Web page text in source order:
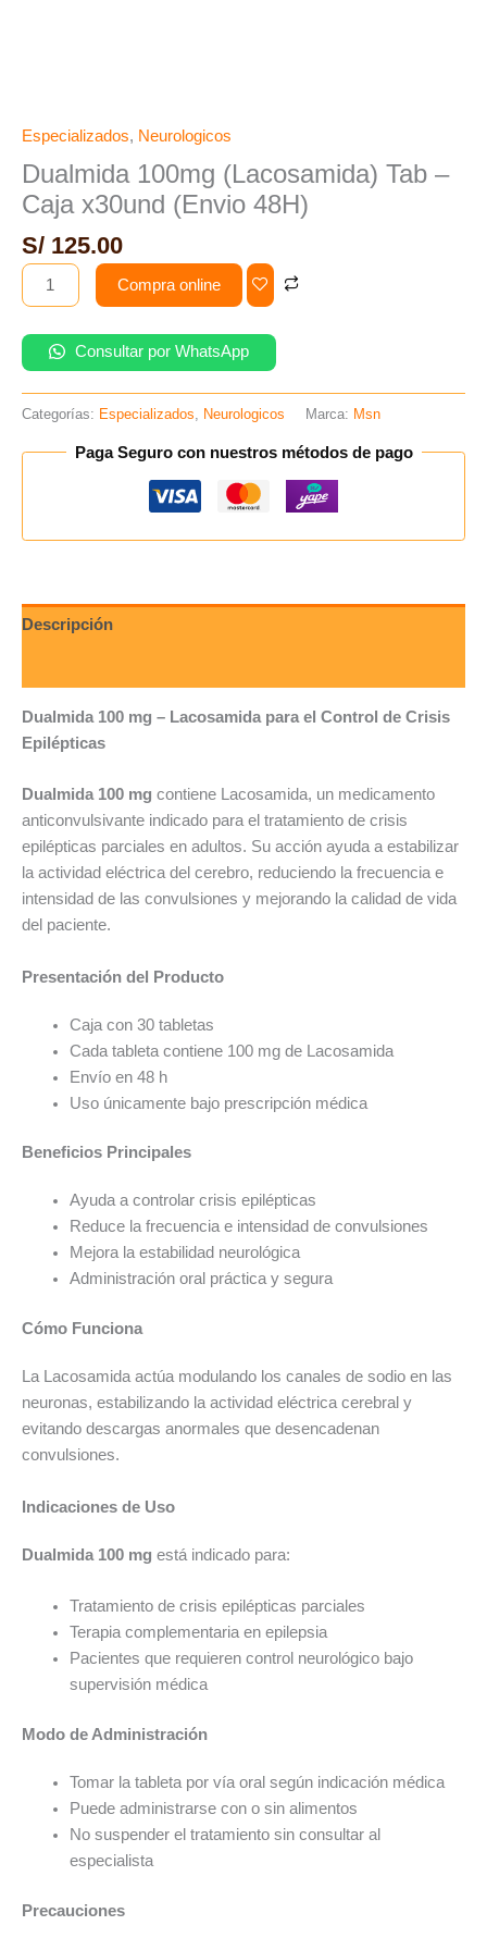
Especializados, Neurologicos
Dualmida 100mg (Lacosamida) Tab –
Caja x30und (Envio 48H)
S/ 125.00
Compra online
Consultar por WhatsApp
Categorías: Especializados, Neurologicos Marca: Msn
Paga Seguro con nuestros métodos de pago
Descripción
Dualmida 100 mg – Lacosamida para el Control de Crisis
Epilépticas
Dualmida 100 mg contiene Lacosamida, un medicamento
anticonvulsivante indicado para el tratamiento de crisis
epilépticas parciales en adultos. Su acción ayuda a estabilizar
la actividad eléctrica del cerebro, reduciendo la frecuencia e
intensidad de las convulsiones y mejorando la calidad de vida
del paciente.
Presentación del Producto
Caja con 30 tabletas
Cada tableta contiene 100 mg de Lacosamida
Envío en 48 h
Uso únicamente bajo prescripción médica
Beneficios Principales
Ayuda a controlar crisis epilépticas
Reduce la frecuencia e intensidad de convulsiones
Mejora la estabilidad neurológica
Administración oral práctica y segura
Cómo Funciona
La Lacosamida actúa modulando los canales de sodio en las
neuronas, estabilizando la actividad eléctrica cerebral y
evitando descargas anormales que desencadenan
convulsiones.
Indicaciones de Uso
Dualmida 100 mg está indicado para:
Tratamiento de crisis epilépticas parciales
Terapia complementaria en epilepsia
Pacientes que requieren control neurológico bajo
supervisión médica
Modo de Administración
Tomar la tableta por vía oral según indicación médica
Puede administrarse con o sin alimentos
No suspender el tratamiento sin consultar al
especialista
Precauciones